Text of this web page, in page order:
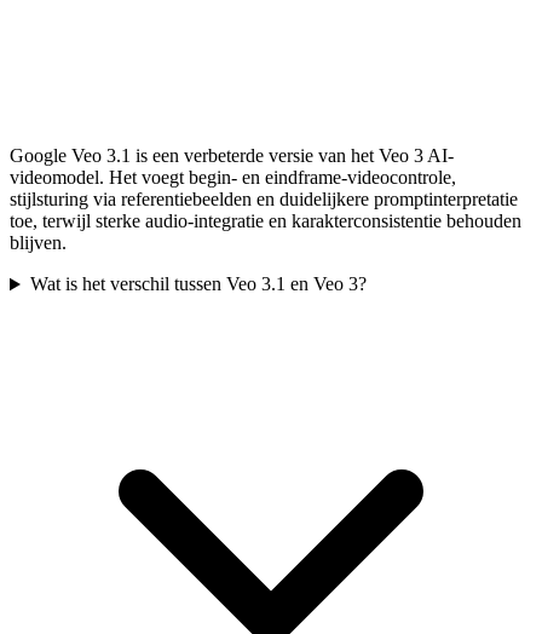
Google Veo 3.1 is een verbeterde versie van het Veo 3 AI-
videomodel. Het voegt begin- en eindframe-videocontrole,
stijlsturing via referentiebeelden en duidelijkere promptinterpretatie
toe, terwijl sterke audio-integratie en karakterconsistentie behouden
blijven.
Wat is het verschil tussen Veo 3.1 en Veo 3?